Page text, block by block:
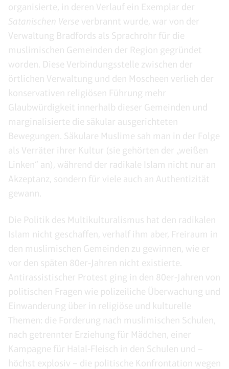
organisierte, in deren Verlauf ein Exemplar der
Satanischen Verse verbrannt wurde, war von der
Verwaltung Bradfords als Sprachrohr für die
muslimischen Gemeinden der Region gegründet
worden. Diese Verbindungsstelle zwischen der
örtlichen Verwaltung und den Moscheen verlieh der
konservativen religiösen Führung mehr
Glaubwürdigkeit innerhalb dieser Gemeinden und
marginalisierte die säkular ausgerichteten
Bewegungen. Säkulare Muslime sah man in der Folge
als Verräter ihrer Kultur (sie gehörten der „weißen
Linken“ an), während der radikale Islam nicht nur an
Akzeptanz, sondern für viele auch an Authentizität
gewann.
Die Politik des Multikulturalismus hat den radikalen
Islam nicht geschaffen, verhalf ihm aber, Freiraum in
den muslimischen Gemeinden zu gewinnen, wie er
vor den späten 80er-Jahren nicht existierte.
Antirassistischer Protest ging in den 80er-Jahren von
politischen Fragen wie polizeiliche Überwachung und
Einwanderung über in religiöse und kulturelle
Themen: die Forderung nach muslimischen Schulen,
nach getrennter Erziehung für Mädchen, einer
Kampagne für Halal-Fleisch in den Schulen und –
höchst explosiv – die politische Konfrontation wegen